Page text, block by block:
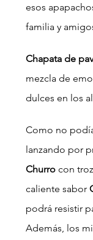
esos
familia y
Chapata de
mezcla de
dulces en los
Como no
lanzando por
Churro con
caliente sabor
podrá resistir
Además, los